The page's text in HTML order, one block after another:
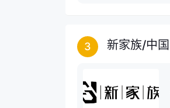
3 新家族/中国